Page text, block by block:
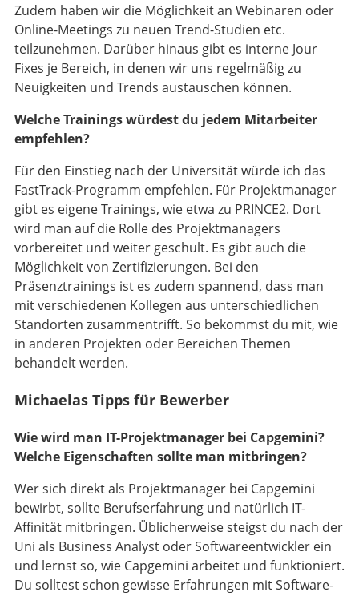
Zudem haben wir die Möglichkeit an Webinaren oder
Online-Meetings zu neuen Trend-Studien etc.
teilzunehmen. Darüber hinaus gibt es interne Jour
Fixes je Bereich, in denen wir uns regelmäßig zu
Neuigkeiten und Trends austauschen können.
Welche Trainings würdest du jedem Mitarbeiter
empfehlen?
Für den Einstieg nach der Universität würde ich das
FastTrack-Programm empfehlen. Für Projektmanager
gibt es eigene Trainings, wie etwa zu PRINCE2. Dort
wird man auf die Rolle des Projektmanagers
vorbereitet und weiter geschult. Es gibt auch die
Möglichkeit von Zertifizierungen. Bei den
Präsenztrainings ist es zudem spannend, dass man
mit verschiedenen Kollegen aus unterschiedlichen
Standorten zusammentrifft. So bekommst du mit, wie
in anderen Projekten oder Bereichen Themen
behandelt werden.
Michaelas Tipps für Bewerber
Wie wird man IT-Projektmanager bei Capgemini?
Welche Eigenschaften sollte man mitbringen?
Wer sich direkt als Projektmanager bei Capgemini
bewirbt, sollte Berufserfahrung und natürlich IT-
Affinität mitbringen. Üblicherweise steigst du nach der
Uni als Business Analyst oder Softwareentwickler ein
und lernst so, wie Capgemini arbeitet und funktioniert.
Du solltest schon gewisse Erfahrungen mit Software-